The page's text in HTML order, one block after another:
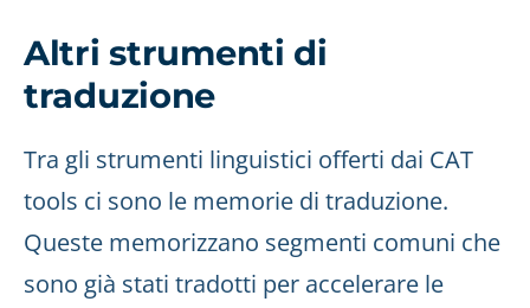
Altri strumenti di
traduzione
Tra gli strumenti linguistici offerti dai CAT
tools ci sono le memorie di traduzione.
Queste memorizzano segmenti comuni che
sono già stati tradotti per accelerare le